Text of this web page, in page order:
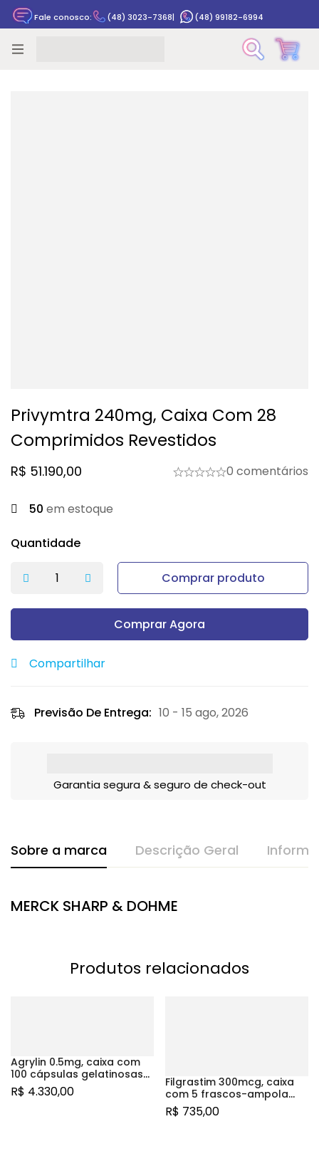
Fale conosco: (48) 3023-7368| (48) 99182-6994
Privymtra 240mg, Caixa Com 28
Comprimidos Revestidos
R$ 51.190,00 0 comentários
50 em estoque
Quantidade
Comprar produto
Comprar Agora
Compartilhar
Previsão De Entrega: 10 - 15 ago, 2026
Garantia segura & seguro de check-out
Sobre a marca Descrição Geral
MERCK SHARP & DOHME
Produtos relacionados
Agrylin 0.5mg, caixa com
100 cápsulas gelatinosas
duras
R$ 4.330,00
Filgrastim 300mcg, caixa
com 5 frascos-ampola
com 1mL de solução
R$ 735,00